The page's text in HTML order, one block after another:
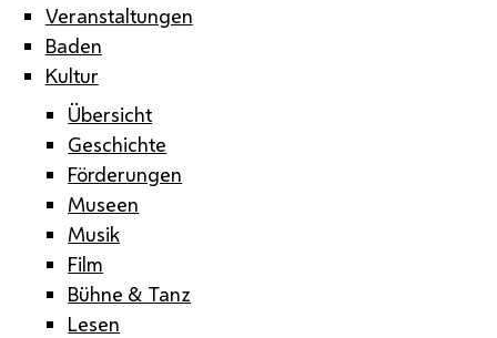
Veranstaltungen
Baden
Kultur
Übersicht
Geschichte
Förderungen
Museen
Musik
Film
Bühne & Tanz
Lesen